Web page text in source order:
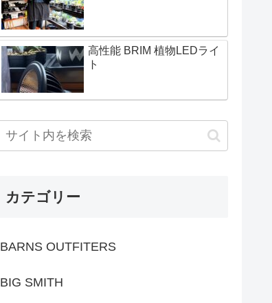
高性能 BRIM 植物LEDライ
ト
カテゴリー
BARNS OUTFITERS
BIG SMITH